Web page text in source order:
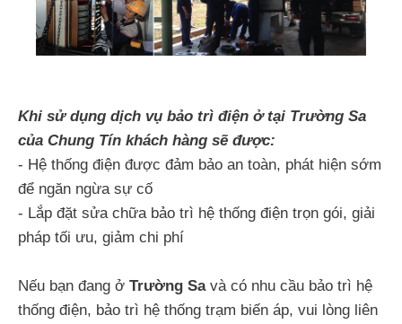
Khi sử dụng dịch vụ bảo trì điện ở tại Trường Sa
của Chung Tín khách hàng sẽ được:
- Hệ thống điện được đảm bảo an toàn, phát hiện sớm
để ngăn ngừa sự cố
- Lắp đặt sửa chữa bảo trì hệ thống điện trọn gói, giải
pháp tối ưu, giảm chi phí
Nếu bạn đang ở Trường Savà có nhu cầu bảo trì hệ
thống điện, bảo trì hệ thống trạm biến áp, vui lòng liên